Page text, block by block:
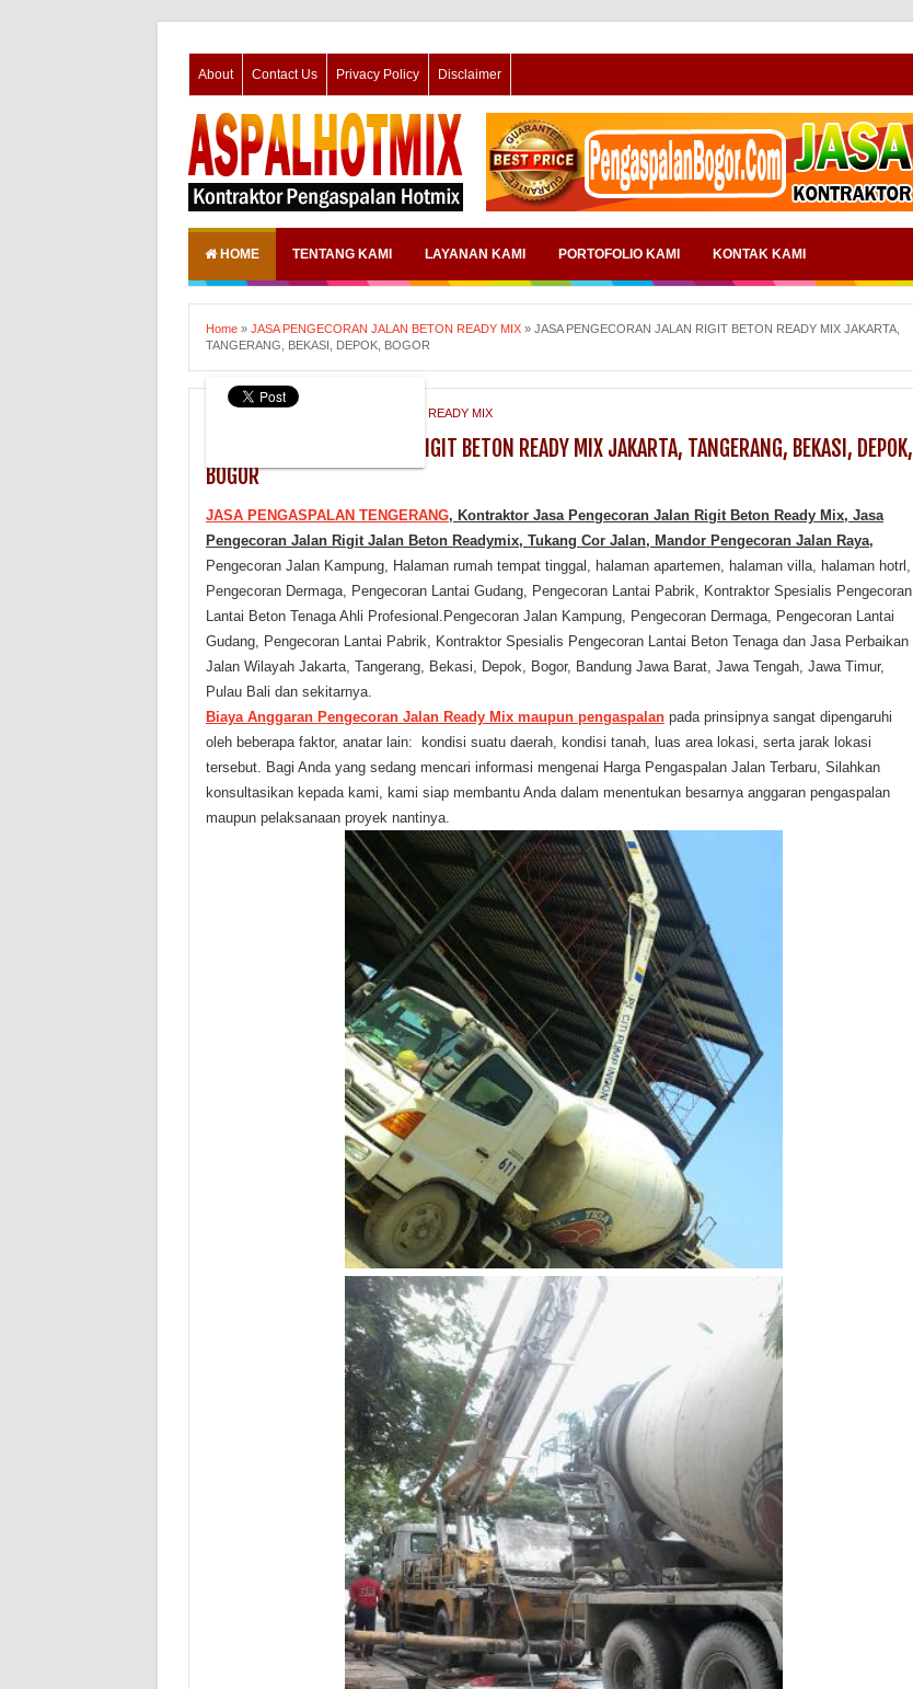
About Contact Us Privacy Policy Disclaimer
HOME TENTANG KAMI LAYANAN KAMI PORTOFOLIO KAMI KONTAK KAMI
Home » JASA PENGECORAN JALAN BETON READY MIX » JASA PENGECORAN JALAN RIGIT BETON READY MIX JAKARTA,
TANGERANG, BEKASI, DEPOK, BOGOR
JASA PENGECORAN JALAN BETON READY MIX
JASA PENGECORAN JALAN RIGIT BETON READY MIX JAKARTA, TANGERANG, BEKASI, DEPOK,
BOGOR
JASA PENGASPALAN TENGERANG, Kontraktor Jasa Pengecoran Jalan Rigit Beton Ready Mix, Jasa
Pengecoran Jalan Rigit Jalan Beton Readymix, Tukang Cor Jalan, Mandor Pengecoran Jalan Raya,
Pengecoran Jalan Kampung, Halaman rumah tempat tinggal, halaman apartemen, halaman villa, halaman hotrl,
Pengecoran Dermaga, Pengecoran Lantai Gudang, Pengecoran Lantai Pabrik, Kontraktor Spesialis Pengecoran
Lantai Beton Tenaga Ahli Profesional.Pengecoran Jalan Kampung, Pengecoran Dermaga, Pengecoran Lantai
Gudang, Pengecoran Lantai Pabrik, Kontraktor Spesialis Pengecoran Lantai Beton Tenaga dan Jasa Perbaikan
Jalan Wilayah Jakarta, Tangerang, Bekasi, Depok, Bogor, Bandung Jawa Barat, Jawa Tengah, Jawa Timur,
Pulau Bali dan sekitarnya.
Biaya Anggaran Pengecoran Jalan Ready Mix maupun pengaspalan pada prinsipnya sangat dipengaruhi
oleh beberapa faktor, anatar lain: kondisi suatu daerah, kondisi tanah, luas area lokasi, serta jarak lokasi
tersebut. Bagi Anda yang sedang mencari informasi mengenai Harga Pengaspalan Jalan Terbaru, Silahkan
konsultasikan kepada kami, kami siap membantu Anda dalam menentukan besarnya anggaran pengaspalan
maupun pelaksanaan proyek nantinya.